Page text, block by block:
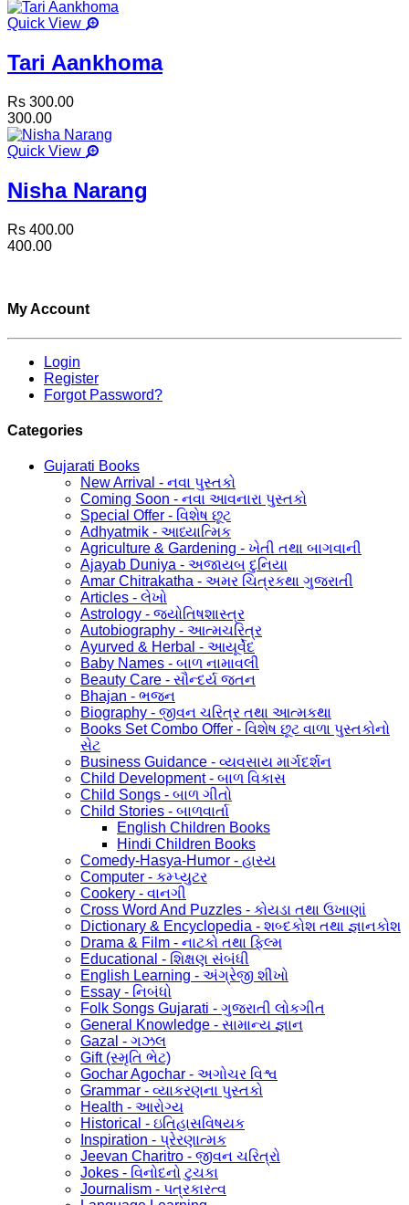
Quick View
Tari Aankhoma
Rs 300.00
300.00
Quick View
Nisha Narang
Rs 400.00
400.00
My Account
Login
Register
Forgot Password?
Categories
Gujarati Books
New Arrival - નવા પુસ્તકો
Coming Soon - નવા આવનારા પુસ્તકો
Special Offer - વિશેષ છૂટ
Adhyatmik - આધ્યાત્મિક
Agriculture & Gardening - ખેતી તથા બાગવાની
Ajayab Duniya - અજાયબ દુનિયા
Amar Chitrakatha - અમર ચિત્રકથા ગુજરાતી
Articles - લેખો
Astrology - જ્યોતિષશાસ્ત્ર
Autobiography - આત્મચરિત્ર
Ayurved & Herbal - આયૂર્વેદ
Baby Names - બાળ નામાવલી
Beauty Care - સૌન્દર્ય જતન
Bhajan - ભજન
Biography - જીવન ચરિત્ર તથા આત્મકથા
Books Set Combo Offer - વિશેષ છૂટ વાળા પુસ્તકોનો
સેટ
Business Guidance - વ્યવસાય માર્ગદર્શન
Child Development - બાળ વિકાસ
Child Songs - બાળ ગીતો
Child Stories - બાળવાર્તા
English Children Books
Hindi Children Books
Comedy-Hasya-Humor - હાસ્ય
Computer - કમ્પ્યુટર
Cookery - વાનગી
Cross Word And Puzzles - કોયડા તથા ઉખાણાં
Dictionary & Encyclopedia - શબ્દકોશ તથા જ્ઞાનકોશ
Drama & Film - નાટકો તથા ફિલ્મ
Educational - શિક્ષણ સંબંધી
English Learning - અંગ્રેજી શીખો
Essay - નિબંધો
Folk Songs Gujarati - ગુજરાતી લોકગીત
General Knowledge - સામાન્ય જ્ઞાન
Gazal - ગઝલ
Gift (સ્મૃતિ ભેટ)
Gochar Agochar - અગોચર વિશ્વ
Grammar - વ્યાકરણના પુસ્તકો
Health - આરોગ્ય
Historical - ઇતિહાસવિષયક
Inspiration - પ્રેરણાત્મક
Jeevan Charitro - જીવન ચરિત્રો
Jokes - વિનોદનો ટુચકા
Journalism - પત્રકારત્વ